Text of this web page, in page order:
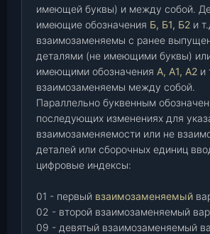
имеющей буквы) и между собой.
имеющие обозначения Б, Б1, Б2 и
взаимозаменяемы с ранее
деталями (не имеющими буквы)
имеющими обозначения А, А1, А2 и
взаимозаменяемы между собой.
Параллельно буквенным
последующих изменениях для
взаимозаменяемости или не
деталей или сборочных единиц
цифровые индексы:
01 - первый взаимозаменяемый
02 - второй взаимозаменяемый
09 - девятый взаимозаменяемый